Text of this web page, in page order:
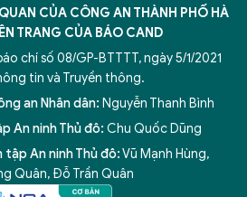
CỦA CÔNG AN THÀNH PHỐ HÀ
TRANG CỦA BÁO CAND
chí số 08/GP-BTTTT, ngày 5/1/2021
tin và Truyền thông.
an Nhân dân: Nguyễn Thanh Bình
An ninh Thủ đô: Chu Quốc Dũng
tập An ninh Thủ đô:Vũ Mạnh Hùng,
Quân, Đỗ Trần Quân